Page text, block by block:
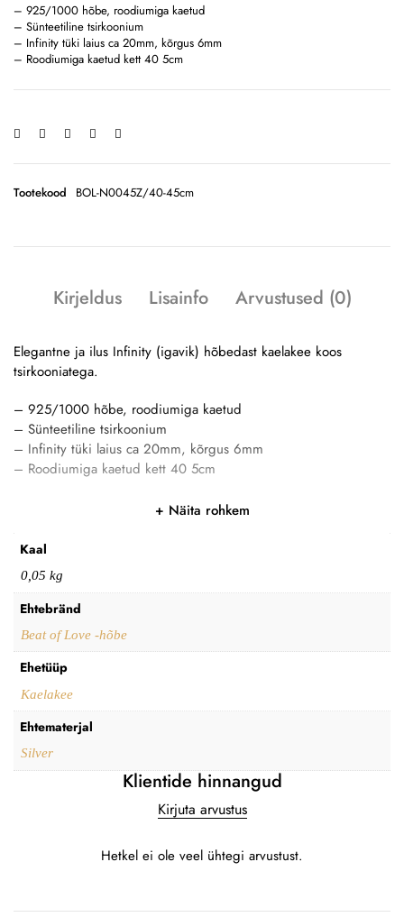
– 925/1000 hõbe, roodiumiga kaetud
– Sünteetiline tsirkoonium
– Infinity tüki laius ca 20mm, kõrgus 6mm
– Roodiumiga kaetud kett 40 5cm
Tootekood BOL-N0045Z/40-45cm
Kirjeldus Lisainfo Arvustused (0)
Elegantne ja ilus Infinity (igavik) hõbedast kaelakee koos
tsirkooniatega.
– 925/1000 hõbe, roodiumiga kaetud
– Sünteetiline tsirkoonium
– Infinity tüki laius ca 20mm, kõrgus 6mm
– Roodiumiga kaetud kett 40 5cm
Näita rohkem
Kaal
0,05 kg
Ehtebränd
Beat of Love -hõbe
Ehetüüp
Kaelakee
Ehtematerjal
Silver
Klientide hinnangud
Kirjuta arvustus
Hetkel ei ole veel ühtegi arvustust.